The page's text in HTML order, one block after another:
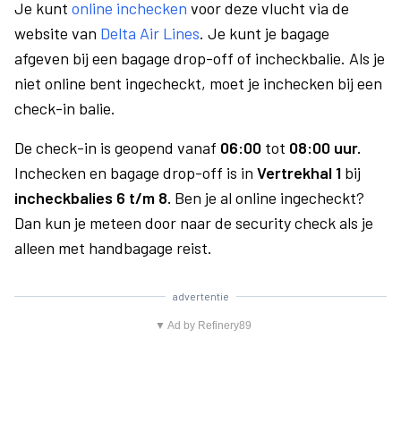
Je kunt online inchecken voor deze vlucht via de
website van Delta Air Lines. Je kunt je bagage
afgeven bij een bagage drop-off of incheckbalie. Als je
niet online bent ingecheckt, moet je inchecken bij een
check-in balie.
De check-in is geopend vanaf 06:00 tot 08:00 uur.
Inchecken en bagage drop-off is in Vertrekhal 1 bij
incheckbalies 6 t/m 8. Ben je al online ingecheckt?
Dan kun je meteen door naar de security check als je
alleen met handbagage reist.
advertentie
▼ Ad by Refinery89